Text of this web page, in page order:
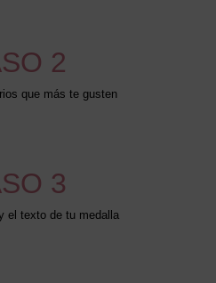
2
que más te gusten
3
el texto de tu medalla